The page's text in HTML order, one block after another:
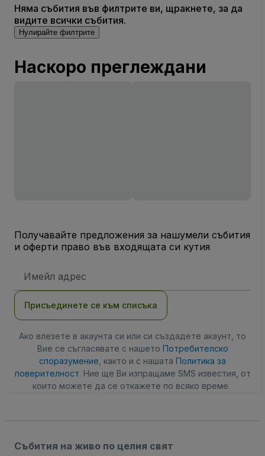
Няма събития във филтрите ви, щракнете, за да
видите всички събития.
Нулирайте филтрите
Наскоро преглеждани
Получавайте предложения за нашумели събития
и оферти право във входящата си кутия
адрес
Присъединете се към списъка
Ако влезете в акаунта си или си създадете акаунт, то
Вие се съгласявате с нашето Потребителско
споразумение , както и с нашата Политика за
поверителност. Ние ще Ви изпращаме SMS известия, от
които можете да се откажете по всяко време.
Събития на живо по целия свят